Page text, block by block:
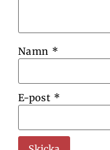
Namn *
E-post *